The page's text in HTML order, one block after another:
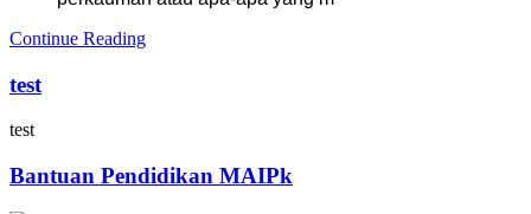
Continue Reading
test
test
Bantuan Pendidikan MAIPk